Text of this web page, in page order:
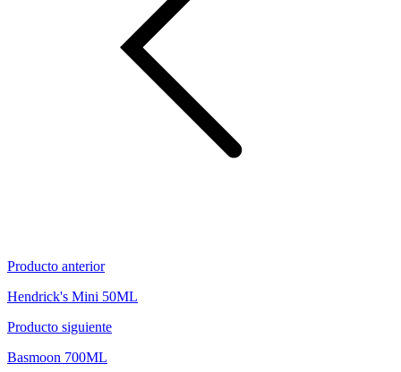
Producto anterior
Hendrick's Mini 50ML
Producto siguiente
Basmoon 700ML